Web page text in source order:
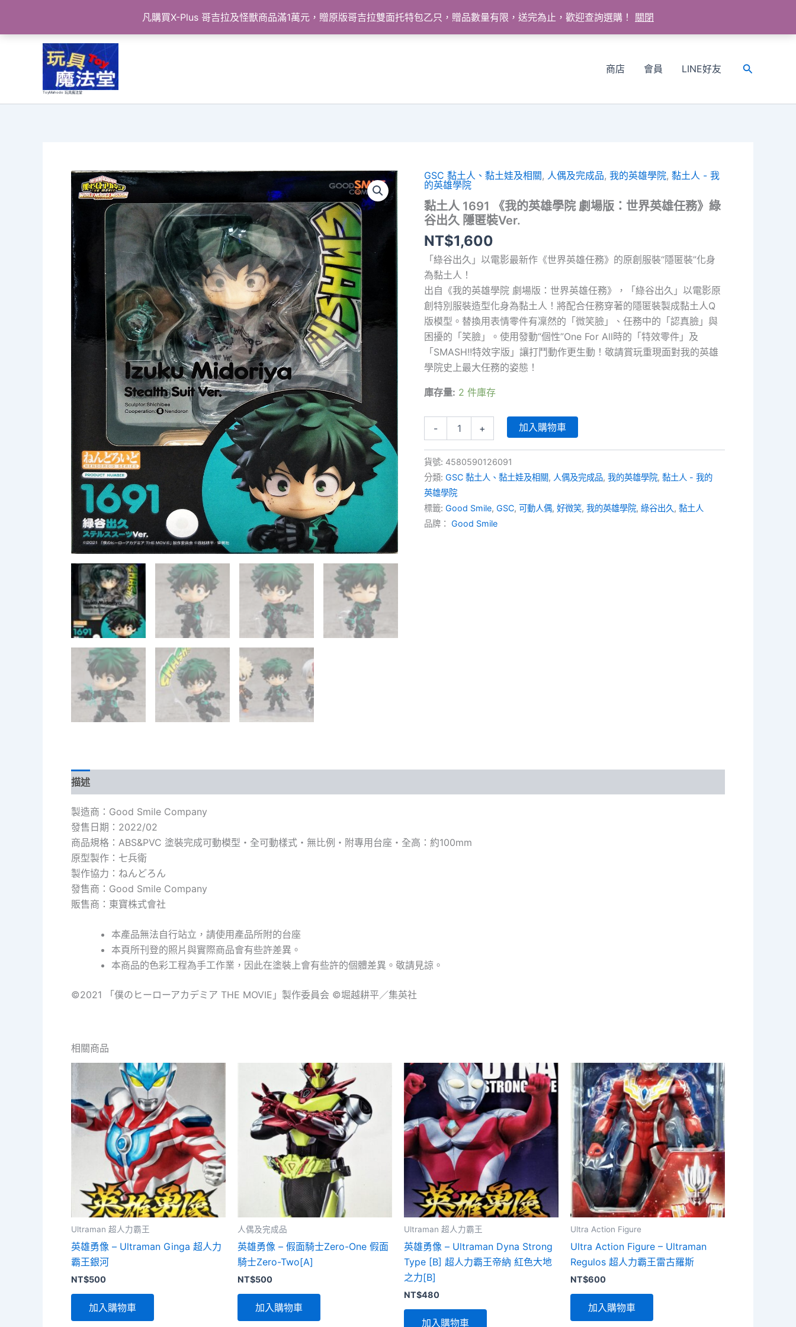
凡購買X-Plus 哥吉拉及怪獸商品滿1萬元，贈原版哥吉拉雙面托特包乙只，贈品數量有限，送完為止，歡迎查詢選購！ 關閉
內
ToyMahodo 玩具魔法堂
商店 會員 LINE好友
搜
GSC 黏土人、黏土娃及相關, 人偶及完成品,我的英雄學院,黏土人 - 我
的英雄學院
黏土人 1691 《我的英雄學院 劇場版：世界英雄任務》綠
谷出久 隱匿裝Ver.
NT$1,600
「綠谷出久」以電影最新作《世界英雄任務》的原創服裝“隱匿裝”化身
為黏土人！
出自《我的英雄學院 劇場版：世界英雄任務》，「綠谷出久」以電影原
創特別服裝造型化身為黏土人！將配合任務穿著的隱匿裝製成黏土人Q
版模型。替換用表情零件有凜然的「微笑臉」、任務中的「認真臉」與
困擾的「笑臉」。使用發動“個性”One For All時的「特效零件」及
「SMASH!!特效字版」讓打鬥動作更生動！敬請賞玩重現面對我的英雄
學院史上最大任務的姿態！
庫存量: 2 件庫存
-
1691
《我
的
英
雄
院
+ 加入購物車
貨號: 4580590126091
分類:GSC 黏土人、黏土娃及相關, 人偶及完成品,我的英雄學院,黏土人 - 我的
英雄學院
標籤:Good Smile,GSC,可動人偶,好微笑,我的英雄學院,綠谷出久,黏土人
品牌：Good Smile
描述
製造商：Good Smile Company
發售日期：2022/02
商品規格：ABS&PVC 塗裝完成可動模型・全可動樣式・無比例・附專用台座・全高：約100mm
原型製作：七兵衛
製作協力：ねんどろん
發售商：Good Smile Company
販售商：東寶株式會社
本產品無法自行站立，請使用產品所附的台座
本頁所刊登的照片與實際商品會有些許差異。
本商品的色彩工程為手工作業，因此在塗裝上會有些許的個體差異。敬請見諒。
©2021 「僕のヒーローアカデミア THE MOVIE」製作委員会 ©堀越耕平／集英社
相關商品
Ultraman 超人力霸王
英雄勇像 – Ultraman Ginga 超人力
霸王銀河
NT$500
加入購物車
人偶及完成品
英雄勇像 – 假面騎士Zero-One 假面
騎士Zero-Two[A]
NT$500
加入購物車
Ultraman 超人力霸王
英雄勇像 – Ultraman Dyna Strong
Type [B] 超人力霸王帝納 紅色大地
之力[B]
NT$480
加入購物車
Ultra Action Figure
Ultra Action Figure – Ultraman
Regulos 超人力霸王雷古羅斯
NT$600
加入購物車